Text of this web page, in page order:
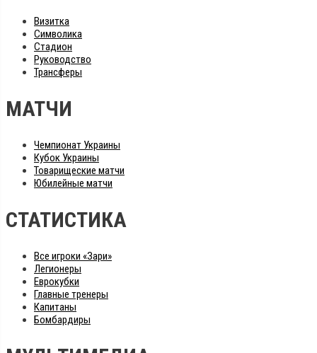
Визитка
Символика
Стадион
Руководство
Трансферы
МАТЧИ
Чемпионат Украины
Кубок Украины
Товарищеские матчи
Юбилейные матчи
СТАТИСТИКА
Все игроки «Зари»
Легионеры
Еврокубки
Главные тренеры
Капитаны
Бомбардиры